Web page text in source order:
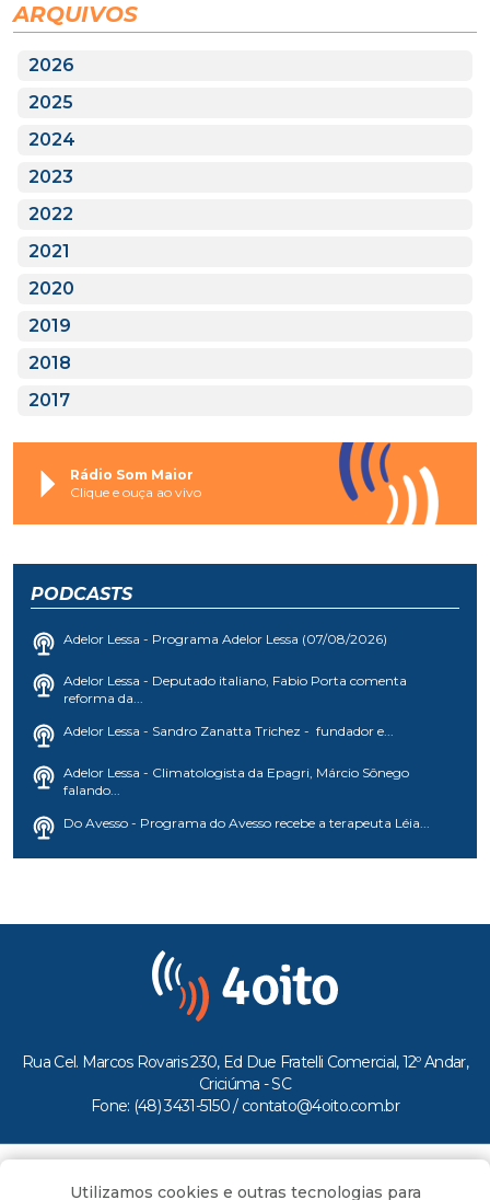
ARQUIVOS
2026
2025
2024
2023
2022
2021
2020
2019
2018
2017
Rádio Som Maior
Clique e ouça ao vivo
PODCASTS
Adelor Lessa - Programa Adelor Lessa (07/08/2026)
Adelor Lessa - Deputado italiano, Fabio Porta comenta
reforma da...
Adelor Lessa - Sandro Zanatta Trichez - fundador e...
Adelor Lessa - Climatologista da Epagri, Márcio Sônego
falando...
Do Avesso - Programa do Avesso recebe a terapeuta Léia...
Rua Cel. Marcos Rovaris 230, Ed Due Fratelli Comercial, 12º Andar,
Criciúma - SC
Fone: (48) 3431-5150 / contato@4oito.com.br
Todos os direitos reservados ao Portal 4oito
Utilizamos cookies e outras tecnologias para